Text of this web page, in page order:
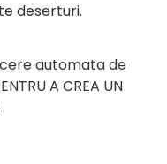
deserturi.
automata de
A CREA UN